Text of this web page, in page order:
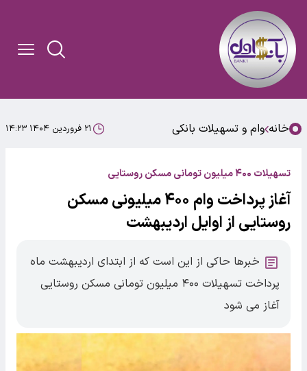
خانه وام و تسهیلات بانکی ۲۱ فروردین ۱۴۰۴ ۱۴:۲۳
تسهیلات ۴۰۰ میلیون تومانی مسکن روستایی
آغاز پرداخت وام ۴۰۰ میلیونی مسکن
روستایی از اوایل اردیبهشت
خبرها حاکی از این است که از ابتدای اردیبهشت ماه
پرداخت تسهیلات ۴۰۰ میلیون تومانی مسکن روستایی
آغاز می شود